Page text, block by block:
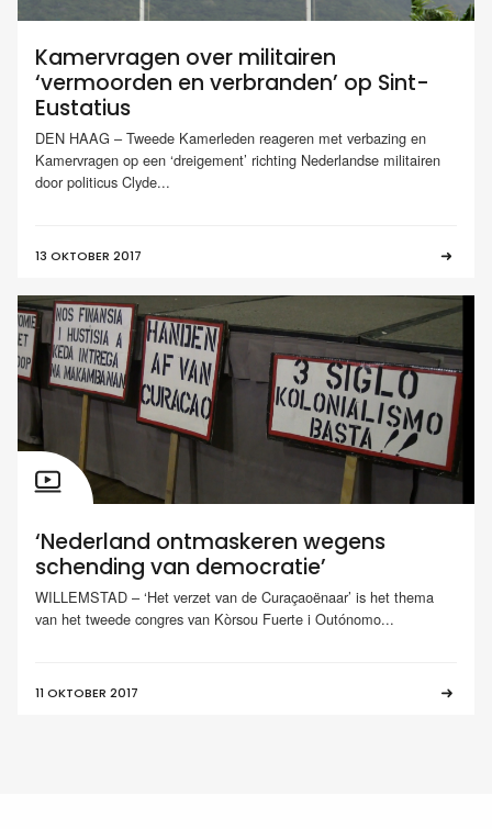
Kamervragen over militairen
‘vermoorden en verbranden’ op Sint-
Eustatius
DEN HAAG – Tweede Kamerleden reageren met verbazing en
Kamervragen op een ‘dreigement’ richting Nederlandse militairen
door politicus Clyde...
13 OKTOBER 2017
‘Nederland ontmaskeren wegens
schending van democratie’
WILLEMSTAD – ‘Het verzet van de Curaçaoënaar’ is het thema
van het tweede congres van Kòrsou Fuerte i Outónomo...
11 OKTOBER 2017